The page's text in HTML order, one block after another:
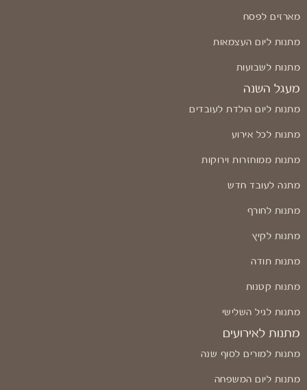
מארזים לפסח
מתנות ליום העצמאות
מתנות לשבועות
מעגל השנה
מתנות ליום הולדת לעובדים
מתנות לכל אירוע
מתנות ממוחזרות וירוקות
מתנה לעובד חדש
מתנות לחורף
מתנות לקיץ
מתנות תודה
מתנות קטנות
מתנות לגיל השלישי
מתנות לאירועים
מתנות למורים לסוף שנה
מתנות ליום המשפחה